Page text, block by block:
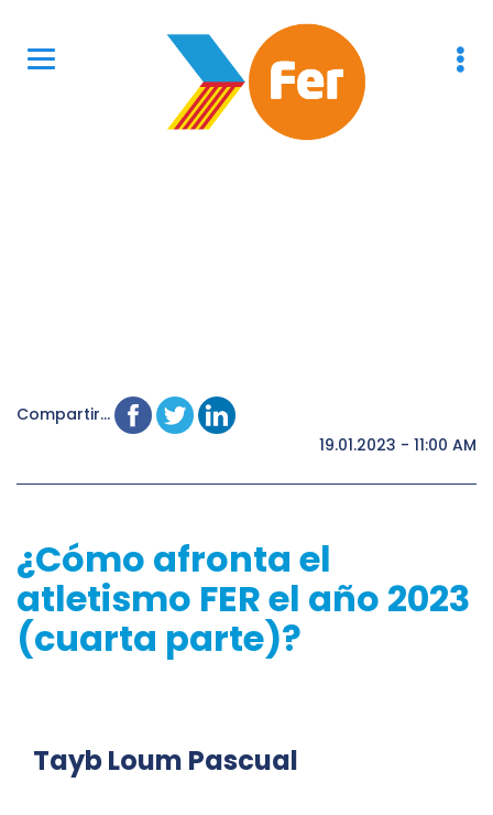
Compartir...
19.01.2023 - 11:00 AM
¿Cómo afronta el
atletismo FER el año 2023
(cuarta parte)?
Tayb Loum Pascual